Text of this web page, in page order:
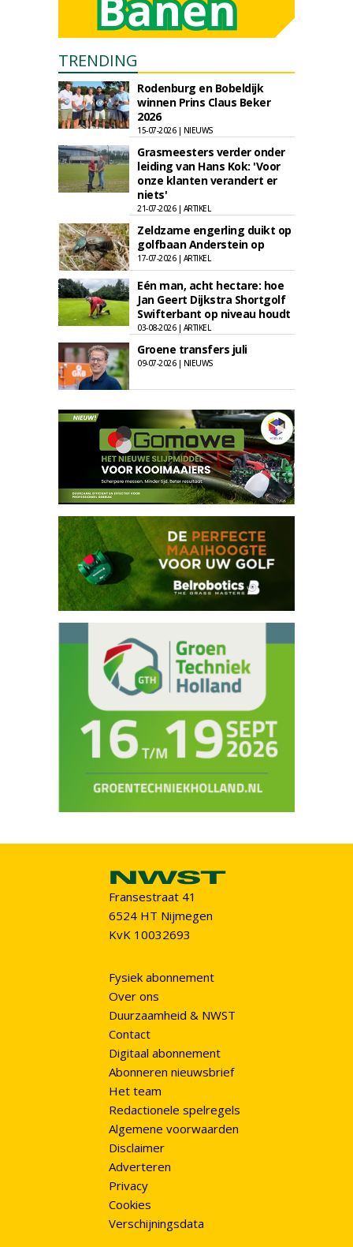
TRENDING
Rodenburg en Bobeldijk
winnen Prins Claus Beker
2026
15-07-2026 | NIEUWS
Grasmeesters verder onder
leiding van Hans Kok: 'Voor
onze klanten verandert er
niets'
21-07-2026 | ARTIKEL
Zeldzame engerling duikt op
golfbaan Anderstein op
17-07-2026 | ARTIKEL
Eén man, acht hectare: hoe
Jan Geert Dijkstra Shortgolf
Swifterbant op niveau houdt
03-08-2026 | ARTIKEL
Groene transfers juli
09-07-2026 | NIEUWS
Fransestraat 41
6524 HT Nijmegen
KvK 10032693
Fysiek abonnement
Over ons
Duurzaamheid & NWST
Contact
Digitaal abonnement
Abonneren nieuwsbrief
Het team
Redactionele spelregels
Algemene voorwaarden
Disclaimer
Adverteren
Privacy
Cookies
Verschijningsdata